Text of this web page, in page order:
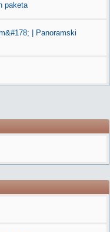
paketa
| Panoramski